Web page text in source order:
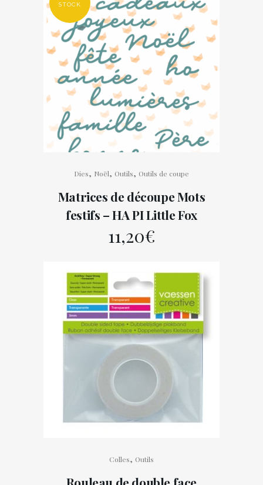
STOCK
Dies, Noël, Outils, Outils de coupe
Matrices de découpe Mots
festifs – HA PI Little Fox
11,20€
Colles, Outils